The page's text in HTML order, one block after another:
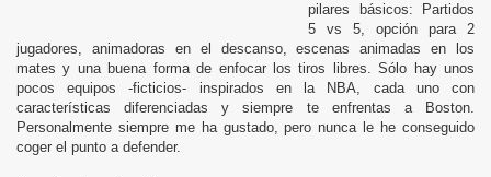
pilares básicos: Partidos
5 vs 5, opción para 2
jugadores, animadoras en el descanso, escenas animadas en los
mates y una buena forma de enfocar los tiros libres. Sólo hay unos
pocos equipos -ficticios- inspirados en la NBA, cada uno con
características diferenciadas y siempre te enfrentas a Boston.
Personalmente siempre me ha gustado, pero nunca le he conseguido
coger el punto a defender.